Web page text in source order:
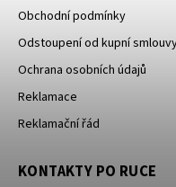
Obchodní podmínky
Odstoupení od kupní
Ochrana osobních údajů
Reklamace
Reklamační řád
KONTAKTY PO RUCE